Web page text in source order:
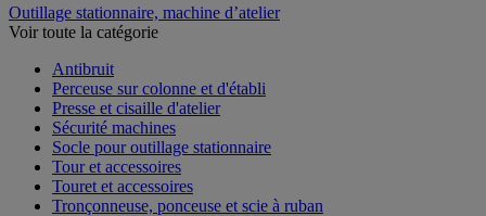
Outillage stationnaire, machine d’atelier
Voir toute la catégorie
Antibruit
Perceuse sur colonne et d'établi
Presse et cisaille d'atelier
Sécurité machines
Socle pour outillage stationnaire
Tour et accessoires
Touret et accessoires
Tronçonneuse, ponceuse et scie à ruban